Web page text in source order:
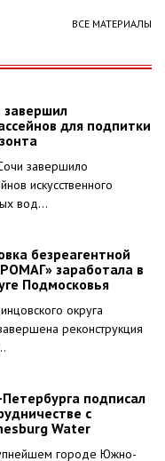
ВСЕ МАТЕРИАЛЫ
завершил
для подпитки
завершило
искусственного
вод...
безреагентной
заработала в
Подмосковья
округа
реконструкция
подписал
с
Water
городе Южно-